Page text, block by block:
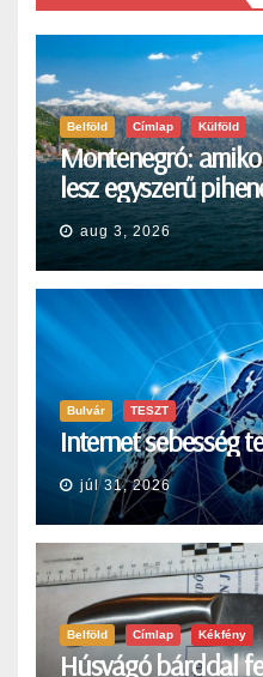
Belföld Címlap Külföld
Montenegró:
lesz egyszerű
aug 3, 2026
Bulvár TESZT
Internet sebesség
júl 31, 2026
Belföld Címlap Kékfény
Húsvágó bárddal